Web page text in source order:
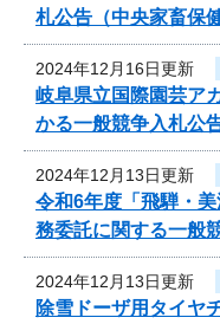
札公告（中央家畜保
2024年12月16日更新
岐阜県立国際園芸ア
かる一般競争入札公
2024年12月13日更新
令和6年度「飛騨・
務委託に関する一般
2024年12月13日更新
除雪ドーザ用タイヤ